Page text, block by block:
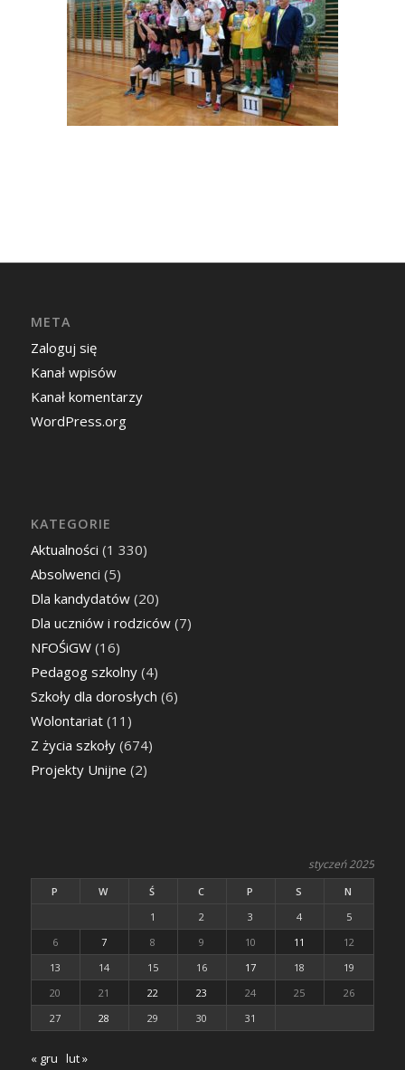
META
Zaloguj się
Kanał wpisów
Kanał komentarzy
WordPress.org
KATEGORIE
Aktualności (1 330)
Absolwenci (5)
Dla kandydatów(20)
Dla uczniów i rodziców(7)
NFOŚiGW(16)
Pedagog szkolny(4)
Szkoły dla dorosłych (6)
Wolontariat(11)
Z życia szkoły(674)
Projekty Unijne (2)
styczeń 2025
P W Ś C P S
N
1
2 3 4
5
6
7 8 9 10 11
12
13
14 15 16 17 18
19
20
21 22 23 24 25
26
27
28 29 30 31
« gru lut »